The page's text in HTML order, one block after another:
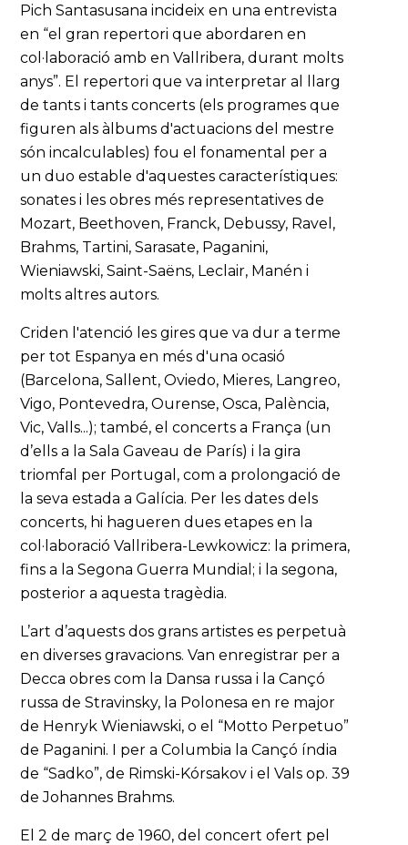
Pich Santasusana incideix en una entrevista
en “el gran repertori que abordaren en
col·laboració amb en Vallribera, durant molts
anys”. El repertori que va interpretar al llarg
de tants i tants concerts (els programes que
figuren als àlbums d'actuacions del mestre
són incalculables) fou el fonamental per a
un duo estable d'aquestes característiques:
sonates i les obres més representatives de
Mozart, Beethoven, Franck, Debussy, Ravel,
Brahms, Tartini, Sarasate, Paganini,
Wieniawski, Saint-Saëns, Leclair, Manén i
molts altres autors.
Criden l'atenció les gires que va dur a terme
per tot Espanya en més d'una ocasió
(Barcelona, Sallent, Oviedo, Mieres, Langreo,
Vigo, Pontevedra, Ourense, Osca, Palència,
Vic, Valls...); també, el concerts a França (un
d’ells a la Sala Gaveau de París) i la gira
triomfal per Portugal, com a prolongació de
la seva estada a Galícia. Per les dates dels
concerts, hi hagueren dues etapes en la
col·laboració Vallribera-Lewkowicz: la primera,
fins a la Segona Guerra Mundial; i la segona,
posterior a aquesta tragèdia.
L’art d’aquests dos grans artistes es perpetuà
en diverses gravacions. Van enregistrar per a
Decca obres com la Dansa russa i la Cançó
russa de Stravinsky, la Polonesa en re major
de Henryk Wieniawski, o el “Motto Perpetuo”
de Paganini. I per a Columbia la Cançó índia
de “Sadko”, de Rimski-Kórsakov i el Vals op. 39
de Johannes Brahms.
El 2 de març de 1960, del concert ofert pel